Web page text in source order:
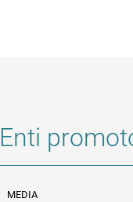
Enti
MEDIA